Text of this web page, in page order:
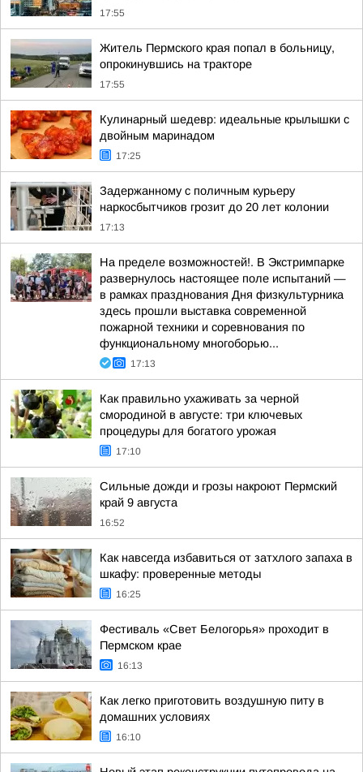
17:55
Житель Пермского края попал в больницу,
опрокинувшись на тракторе
17:55
Кулинарный шедевр: идеальные крылышки с
двойным маринадом
17:25
Задержанному с поличным курьеру
наркосбытчиков грозит до 20 лет колонии
17:13
На пределе возможностей!. В Экстримпарке
развернулось настоящее поле испытаний —
в рамках празднования Дня физкультурника
здесь прошли выставка современной
пожарной техники и соревнования по
функциональному многоборью...
17:13
Как правильно ухаживать за черной
смородиной в августе: три ключевых
процедуры для богатого урожая
17:10
Сильные дожди и грозы накроют Пермский
край 9 августа
16:52
Как навсегда избавиться от затхлого запаха в
шкафу: проверенные методы
16:25
Фестиваль «Свет Белогорья» проходит в
Пермском крае
16:13
Как легко приготовить воздушную питу в
домашних условиях
16:10